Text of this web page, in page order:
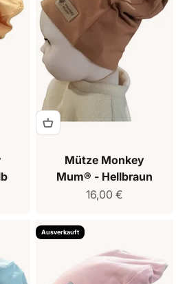
Mütze Monkey
Mum® - Hellbraun
Verkaufspreis
16,00 €
Ausverkauft